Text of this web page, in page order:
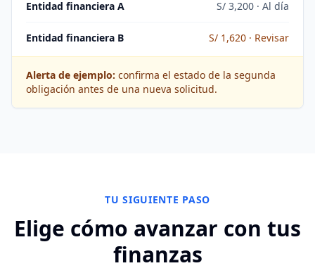
Entidad financiera A S/ 3,200 · Al día
Entidad financiera B S/ 1,620 · Revisar
Alerta de ejemplo: confirma el estado de la segunda
obligación antes de una nueva solicitud.
TU SIGUIENTE PASO
Elige cómo avanzar con tus
finanzas